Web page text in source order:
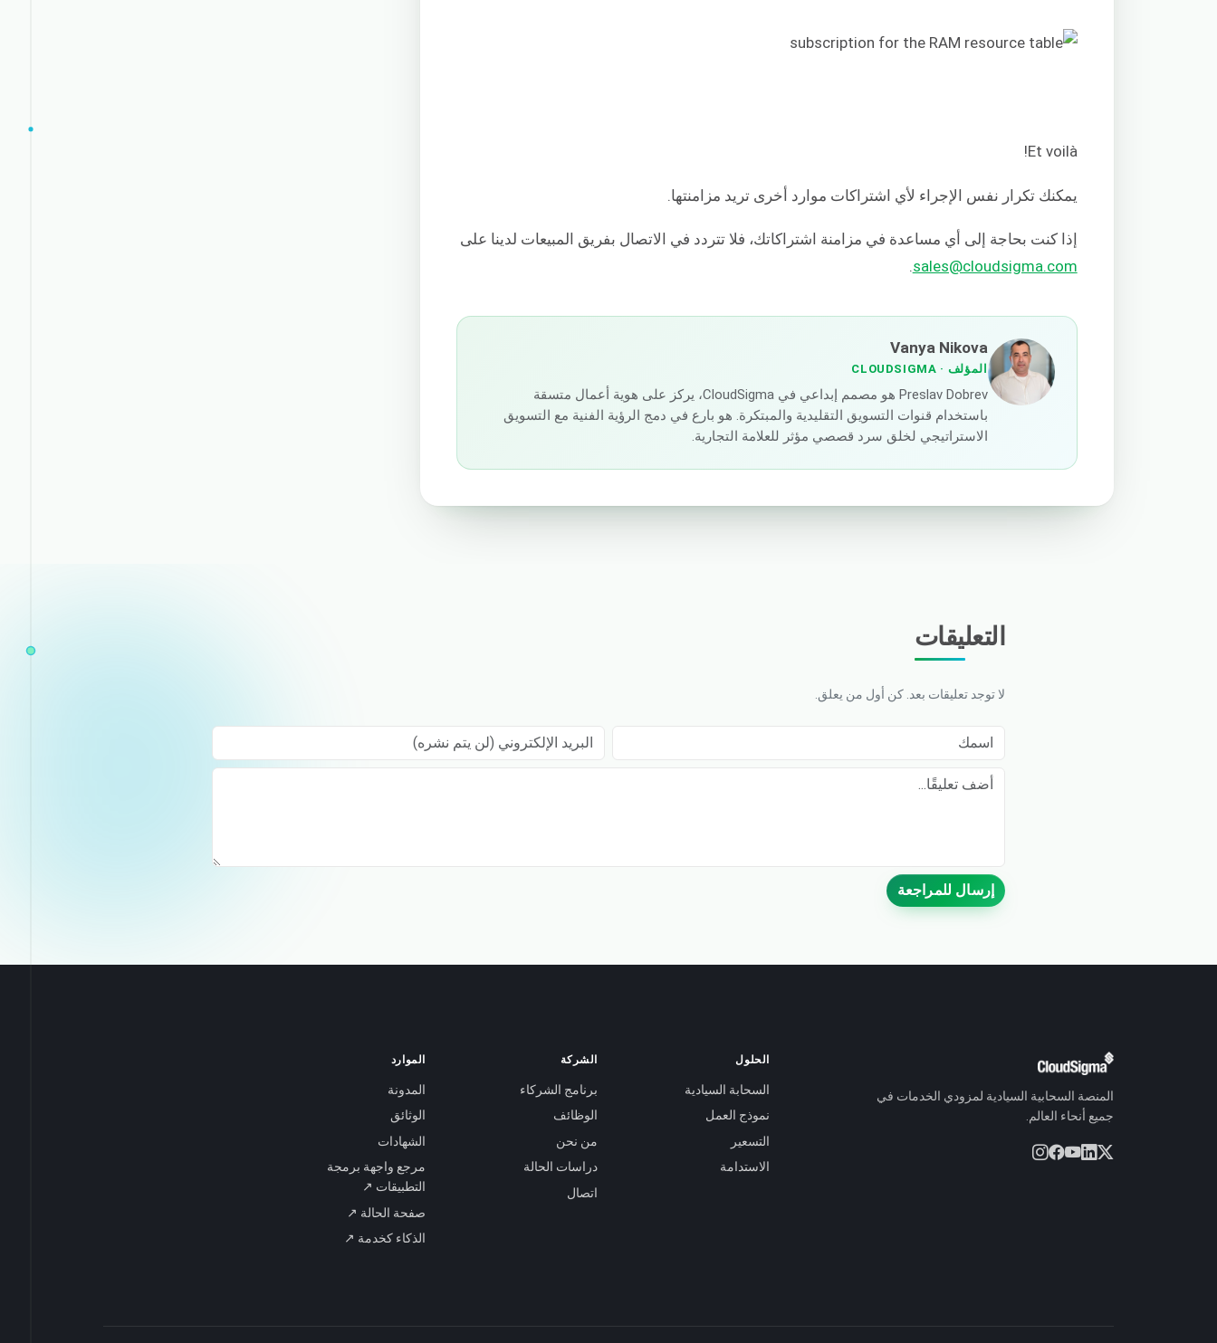
Et voilà!
يمكنك تكرار نفس الإجراء لأي اشتراكات موارد أخرى تريد مزامنتها.
إذا كنت بحاجة إلى أي مساعدة في مزامنة اشتراكاتك، فلا تتردد في الاتصال بفريق المبيعات لدينا على
sales@cloudsigma.com
.
Vanya Nikova
المؤلف · CLOUDSIGMA
Preslav Dobrev هو مصمم إبداعي في CloudSigma، يركز على هوية أعمال متسقة
باستخدام قنوات التسويق التقليدية والمبتكرة. هو بارع في دمج الرؤية الفنية مع التسويق
الاستراتيجي لخلق سرد قصصي مؤثر للعلامة التجارية.
التعليقات
لا توجد تعليقات بعد. كن أول من يعلق.
اسمك البريد الإلكتروني (لن يتم نشره)
إرسال للمراجعة
المنصة السحابية السيادية لمزودي الخدمات في
جميع أنحاء العالم.
الحلول
السحابة السيادية
نموذج العمل
التسعير
الاستدامة
الشركة
برنامج الشركاء
الوظائف
من نحن
دراسات الحالة
اتصال
الموارد
المدونة
الوثائق
الشهادات
مرجع واجهة برمجة
التطبيقات ↗
صفحة الحالة ↗
الذكاء كخدمة ↗